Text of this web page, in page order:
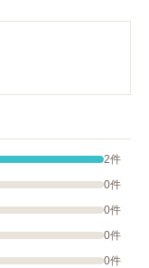
2件
0件
0件
0件
0件